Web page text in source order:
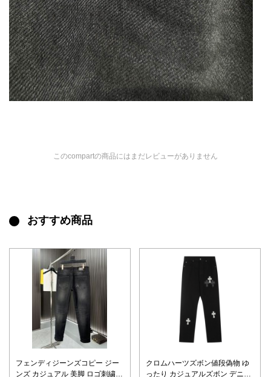
このcompartの商品にはまだレビューがありません
おすすめ商品
フェンディジーンズコピー ジー
ンズ カジュアル 美脚 ロゴ刺繍
クロムハーツズボン値段偽物 ゆ
ったり カジュアルズボン デニム